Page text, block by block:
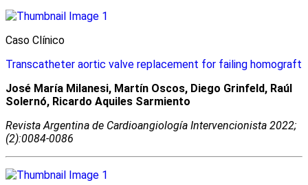
Caso Clínico
Transcatheter aortic valve replacement for failing homograft
José María Milanesi, Martín Oscos, Diego Grinfeld, Raúl
Solernó, Ricardo Aquiles Sarmiento
Revista Argentina de Cardioangiologí­a Intervencionista 2022;
(2):0084-0086